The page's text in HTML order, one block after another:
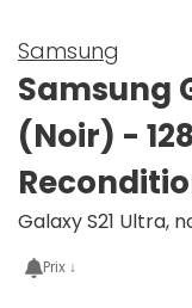
Samsung
Samsung
(Noir) - 128
Galaxy S21 Ultra,
Prix ↓